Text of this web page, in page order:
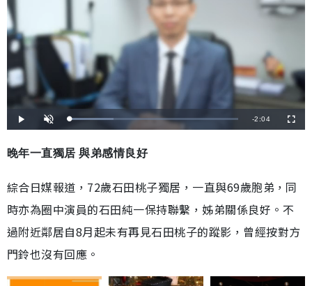
播
放
開
啟
載
入
:
2
3
%
剩
間
-2:04
全
螢
晚年一直獨居 與弟感情良好
綜合日媒報道，72歲石田桃子獨居，一直與69歲胞弟，同
時亦為圈中演員的石田純一保持聯繫，姊弟關係良好。不
過附近鄰居自8月起未有再見石田桃子的蹤影，曾經按對方
門鈴也沒有回應。